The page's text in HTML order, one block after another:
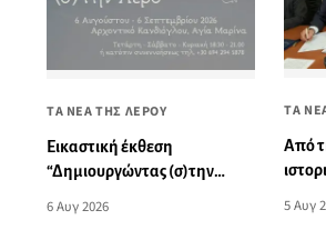
ΤΑ ΝΕΑ ΤΗΣ ΛΕΡΟΥ
Εικαστική έκθεση
“Δημιουργώντας (σ)την
6 Αυγ 2026
ΤΑ
Από
δεν
5 Αυγ